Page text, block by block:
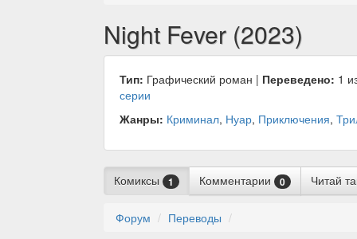
Night Fever (2023)
Тип: Графический роман | Переведено: 1
серии
Жанры: Криминал, Нуар, Приключения,
Комиксы 1 Комментарии 0 Читай
Форум Переводы